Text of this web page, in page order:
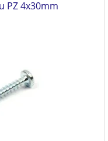
PZ 4x30mm